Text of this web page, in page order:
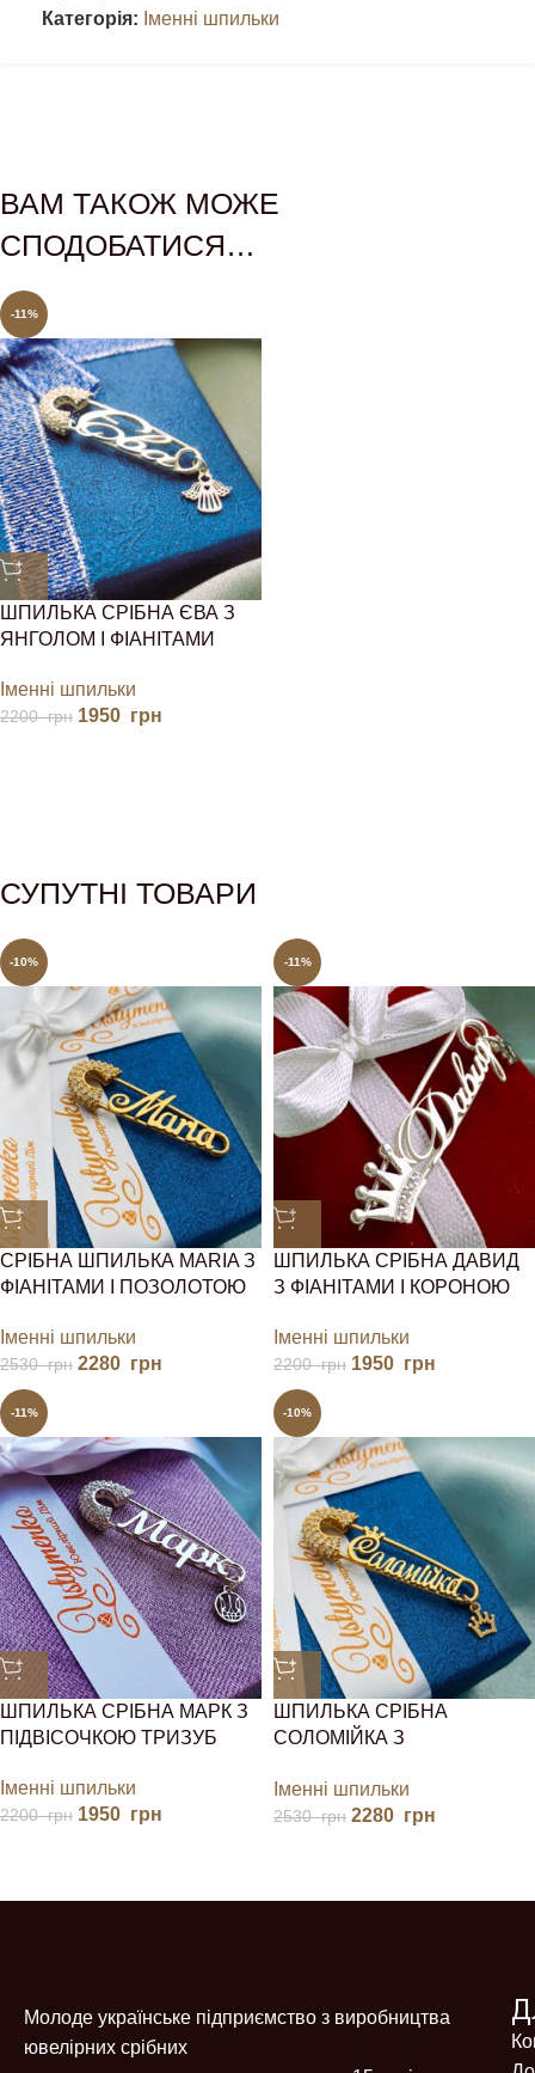
Категорія: Іменні шпильки
ВАМ ТАКОЖ МОЖЕ
СПОДОБАТИСЯ…
-11%
ШПИЛЬКА СРІБНА ЄВА З
ЯНГОЛОМ І ФІАНІТАМИ
Іменні шпильки
2200грн 1950 грн
СУПУТНІ ТОВАРИ
-10%
СРІБНА ШПИЛЬКА MARIA З
ФІАНІТАМИ І ПОЗОЛОТОЮ
Іменні шпильки
2530грн 2280 грн
-11%
ШПИЛЬКА СРІБНА ДАВИД
З ФІАНІТАМИ І КОРОНОЮ
Іменні шпильки
2200грн 1950 грн
-11%
ШПИЛЬКА СРІБНА МАРК З
ПІДВІСОЧКОЮ ТРИЗУБ
Іменні шпильки
2200грн 1950 грн
-10%
ШПИЛЬКА СРІБНА
СОЛОМІЙКА З
Іменні шпильки
2530грн 2280 грн
Молоде українське підприємство з виробництва
ювелірних срібних